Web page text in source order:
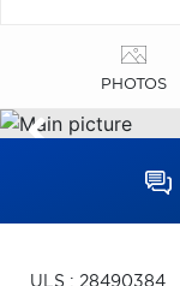
PHOTOS
ULS : 28490384